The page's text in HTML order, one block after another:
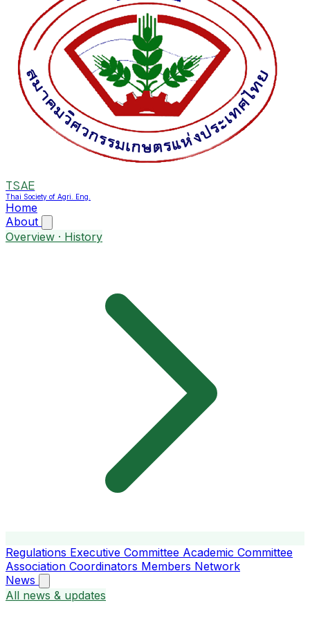
TSAE
Thai Society of Agri. Eng.
Home
About
Overview · History
Regulations Executive Committee Academic Committee
Association Coordinators Members Network
News
All news & updates